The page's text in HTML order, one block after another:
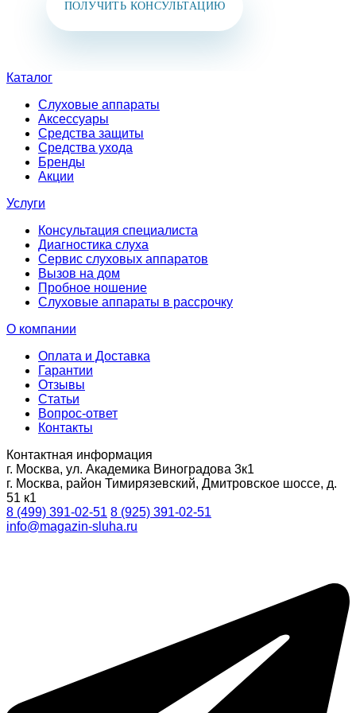
ПОЛУЧИТЬ КОНСУЛЬТАЦИЮ
Каталог
Слуховые аппараты
Аксессуары
Средства защиты
Средства ухода
Бренды
Акции
Услуги
Консультация специалиста
Диагностика слуха
Сервис слуховых аппаратов
Вызов на дом
Пробное ношение
Слуховые аппараты в рассрочку
О компании
Оплата и Доставка
Гарантии
Отзывы
Статьи
Вопрос-ответ
Контакты
Контактная информация
г. Москва, ул. Академика Виноградова 3к1
г. Москва, район Тимирязевский, Дмитровское шоссе, д.
51 к1
8 (499) 391-02-51 8 (925) 391-02-51
info@magazin-sluha.ru